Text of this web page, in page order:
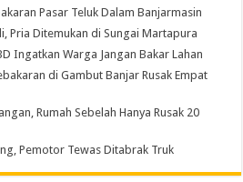
Pasar Teluk Dalam Banjarmasin
Pria Ditemukan di Sungai Martapura
Ingatkan Warga Jangan Bakar Lahan
di Gambut Banjar Rusak Empat
Rumah Sebelah Hanya Rusak 20
Pemotor Tewas Ditabrak Truk